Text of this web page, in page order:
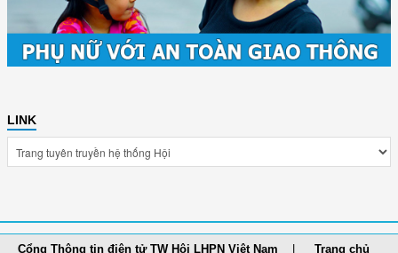
LINK
Cổng Thông tin điện tử TW Hội LHPN Việt Nam Trang chủ